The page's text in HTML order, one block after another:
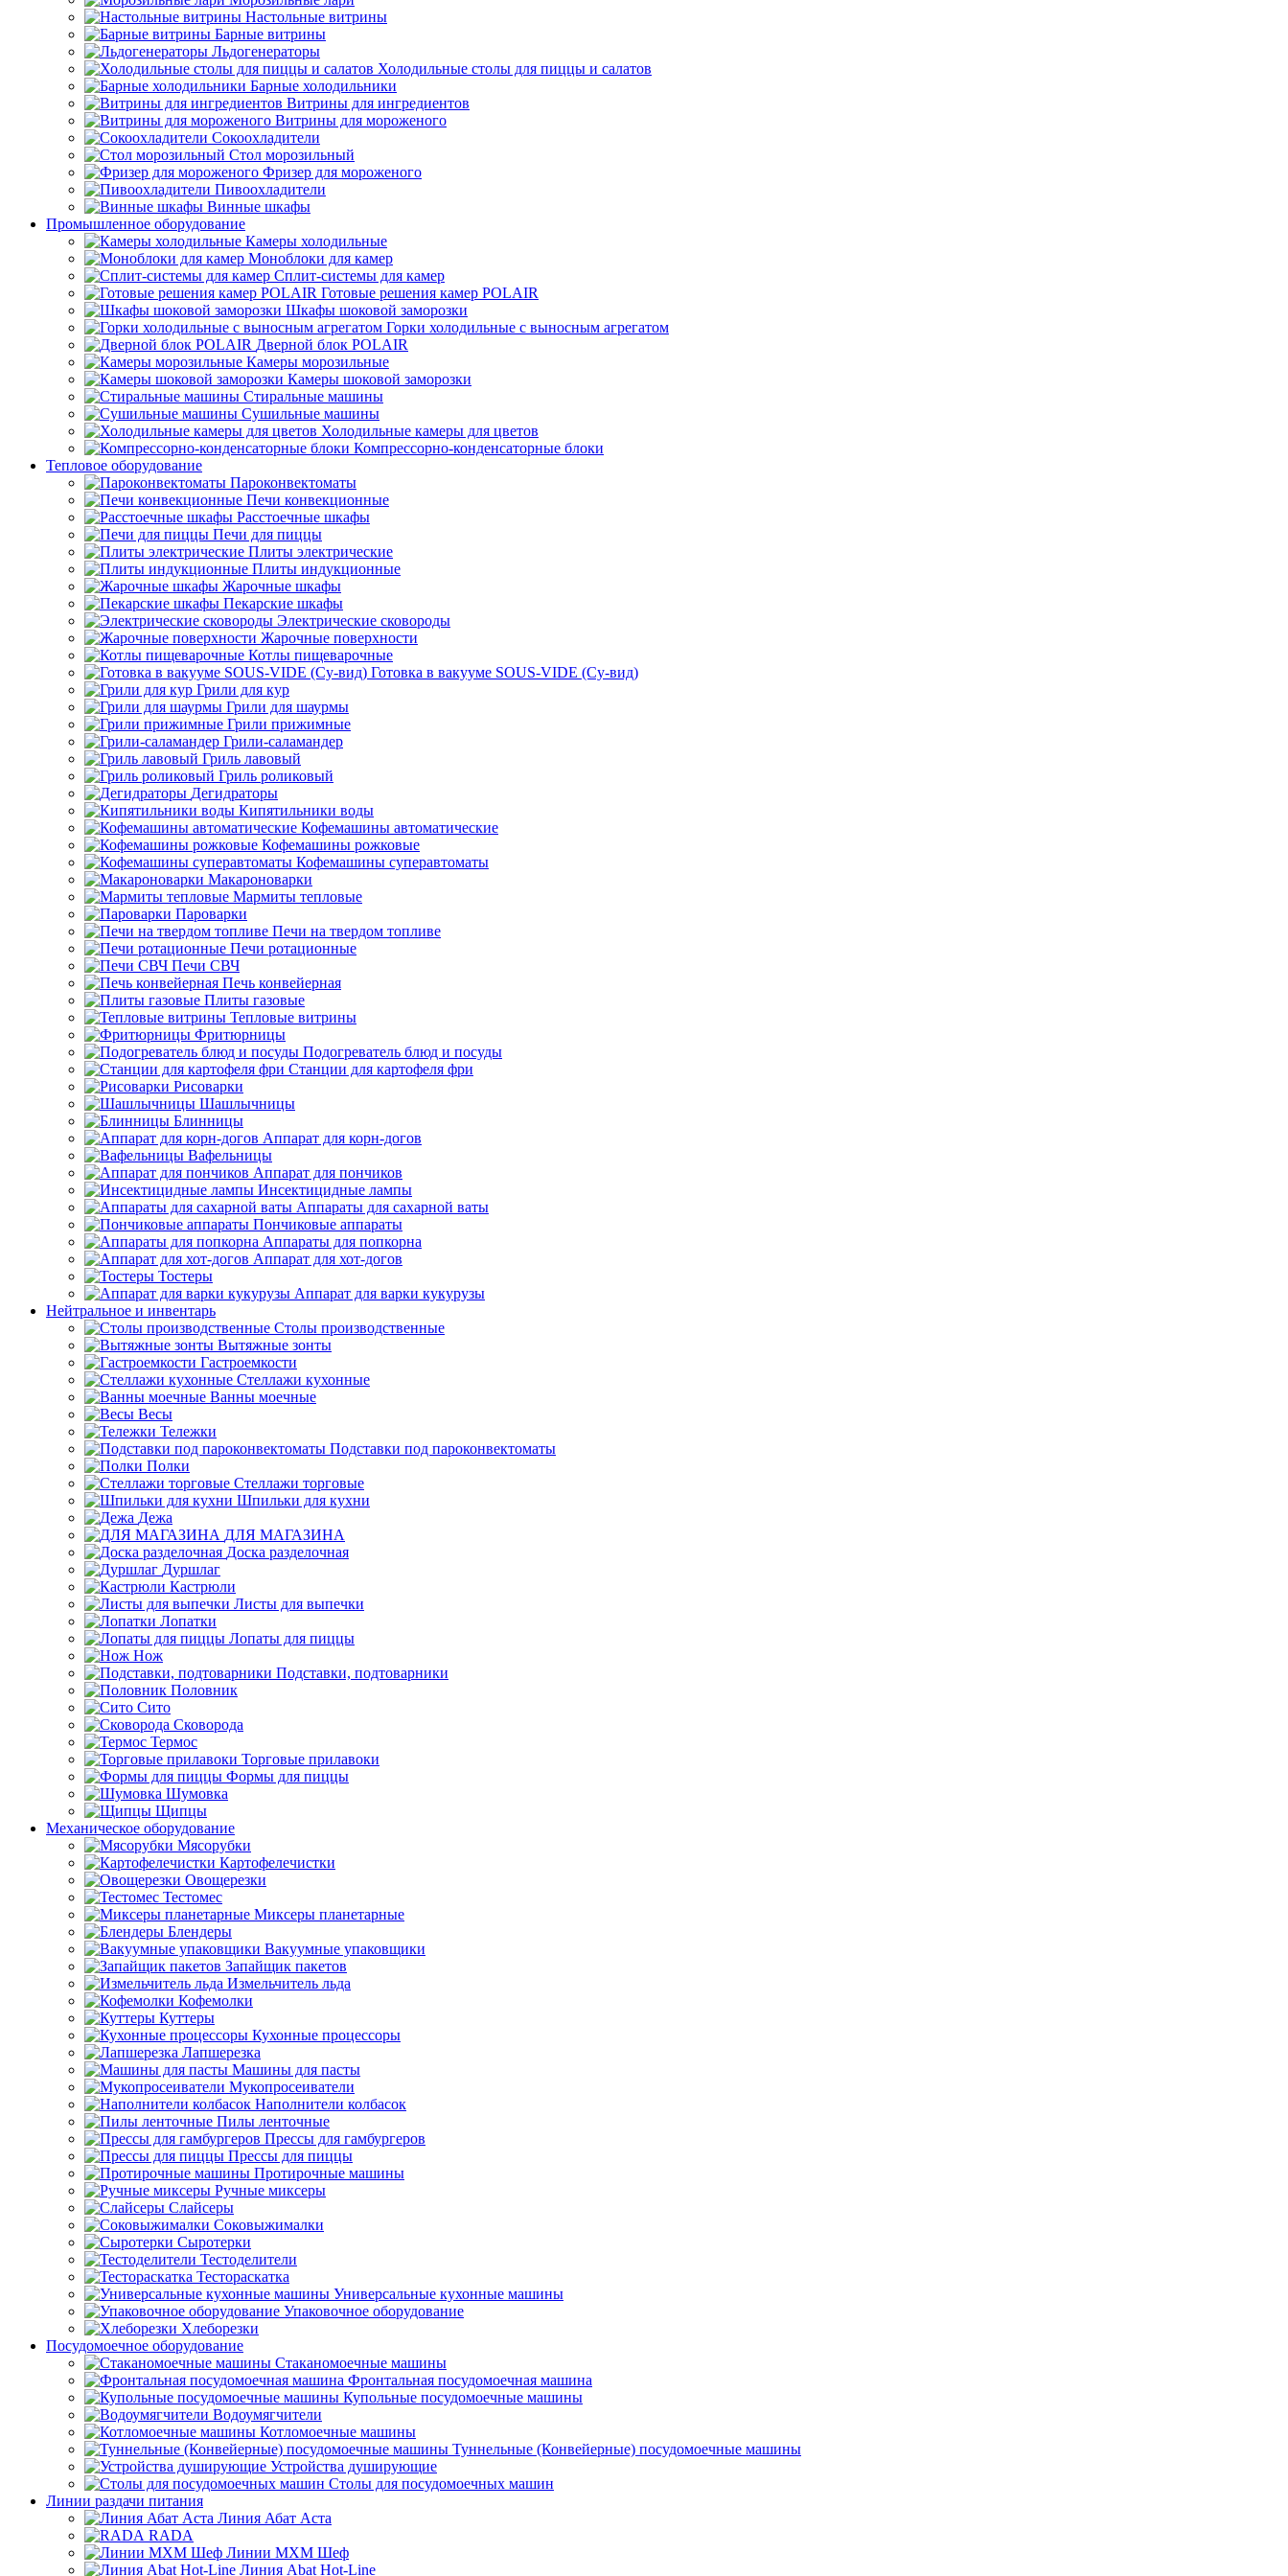
Настольные витрины
Барные витрины
Льдогенераторы
Холодильные столы для пиццы и салатов
Барные холодильники
Витрины для ингредиентов
Витрины для мороженого
Сокоохладители
Стол морозильный
Фризер для мороженого
Пивоохладители
Винные шкафы
Промышленное оборудование
Камеры холодильные
Моноблоки для камер
Сплит-системы для камер
Готовые решения камер POLAIR
Шкафы шоковой заморозки
Горки холодильные с выносным агрегатом
Дверной блок POLAIR
Камеры морозильные
Камеры шоковой заморозки
Стиральные машины
Сушильные машины
Холодильные камеры для цветов
Компрессорно-конденсаторные блоки
Тепловое оборудование
Пароконвектоматы
Печи конвекционные
Расстоечные шкафы
Печи для пиццы
Плиты электрические
Плиты индукционные
Жарочные шкафы
Пекарские шкафы
Электрические сковороды
Жарочные поверхности
Котлы пищеварочные
Готовка в вакууме SOUS-VIDE (Су-вид)
Грили для кур
Грили для шаурмы
Грили прижимные
Грили-саламандер
Гриль лавовый
Гриль роликовый
Дегидраторы
Кипятильники воды
Кофемашины автоматические
Кофемашины рожковые
Кофемашины суперавтоматы
Макароноварки
Мармиты тепловые
Пароварки
Печи на твердом топливе
Печи ротационные
Печи СВЧ
Печь конвейерная
Плиты газовые
Тепловые витрины
Фритюрницы
Подогреватель блюд и посуды
Станции для картофеля фри
Рисоварки
Шашлычницы
Блинницы
Аппарат для корн-догов
Вафельницы
Аппарат для пончиков
Инсектицидные лампы
Аппараты для сахарной ваты
Пончиковые аппараты
Аппараты для попкорна
Аппарат для хот-догов
Тостеры
Аппарат для варки кукурузы
Нейтральное и инвентарь
Столы производственные
Вытяжные зонты
Гастроемкости
Стеллажи кухонные
Ванны моечные
Весы
Тележки
Подставки под пароконвектоматы
Полки
Стеллажи торговые
Шпильки для кухни
Дежа
ДЛЯ МАГАЗИНА
Доска разделочная
Дуршлаг
Кастрюли
Листы для выпечки
Лопатки
Лопаты для пиццы
Нож
Подставки, подтоварники
Половник
Сито
Сковорода
Термос
Торговые прилавоки
Формы для пиццы
Шумовка
Щипцы
Механическое оборудование
Мясорубки
Картофелечистки
Овощерезки
Тестомес
Миксеры планетарные
Блендеры
Вакуумные упаковщики
Запайщик пакетов
Измельчитель льда
Кофемолки
Куттеры
Кухонные процессоры
Лапшерезка
Машины для пасты
Мукопросеиватели
Наполнители колбасок
Пилы ленточные
Прессы для гамбургеров
Прессы для пиццы
Протирочные машины
Ручные миксеры
Слайсеры
Соковыжималки
Сыротерки
Тестоделители
Тестораскатка
Универсальные кухонные машины
Упаковочное оборудование
Хлеборезки
Посудомоечное оборудование
Стаканомоечные машины
Фронтальная посудомоечная машина
Купольные посудомоечные машины
Водоумягчители
Котломоечные машины
Туннельные (Конвейерные) посудомоечные машины
Устройства душирующие
Столы для посудомоечных машин
Линии раздачи питания
Линия Абат Аста
RADA
Линии МХМ Шеф
Линия Abat Hot-Line